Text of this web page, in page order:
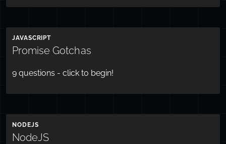
JAVASCRIPT
Promise Gotchas
9 questions - click to begin!
NODEJS
NodeJS